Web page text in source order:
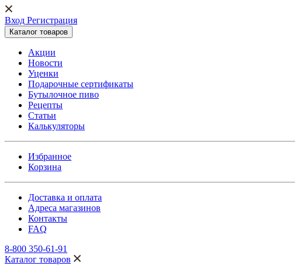
Вход Регистрация
Каталог товаров
Акции
Новости
Уценки
Подарочные сертификаты
Бутылочное пиво
Рецепты
Статьи
Калькуляторы
Избранное
Корзина
Доставка и оплата
Адреса магазинов
Контакты
FAQ
8-800 350-61-91
Каталог товаров